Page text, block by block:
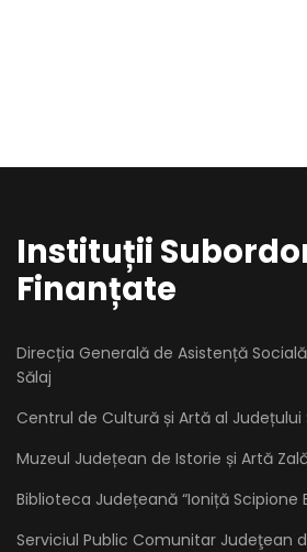
Instituții
Finanțate
Direcția Generală de Asistență
Sălaj
Centrul de Cultură și Artă al Județului
Muzeul Județean de Istorie și Artă
Biblioteca Județeană “Ioniță Scipione
Serviciul Public Comunitar Judeţean